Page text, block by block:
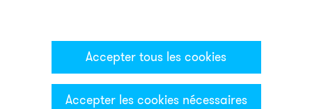
Accepter tous les cookies
Accepter les cookies nécessaires